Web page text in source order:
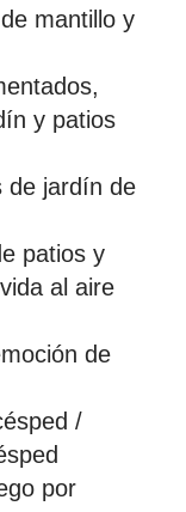
mantillo y
y patios
de jardín de
patios y
al aire
de
/
por